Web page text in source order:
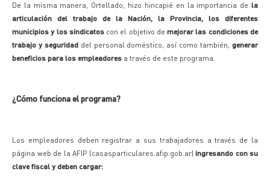
De la misma manera, Ortellado, hizo hincapié en la importancia de la
articulación del trabajo de la Nación, la Provincia, los diferentes
municipios y los sindicatoscon el objetivo demejorar las condiciones de
trabajo y seguridaddel personal doméstico, así como también,generar
beneficios para los empleadores a través de este programa.
¿Cómo funciona el programa?
Los empleadores deben registrar a sus trabajadores a través de la
página web de la AFIP (casasparticulares.afip.gob.ar) ingresando con su
clave fiscal y deben cargar: